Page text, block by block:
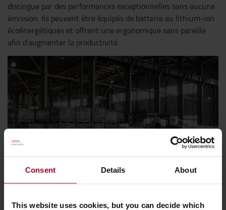
Consent Details About
This website uses cookies, but you can decide which
distingue par des performances exceptionnelles sans aucune
émission. Ils peuvent être équipés de batterie au lithium-ion
écoénergétiques et offrent une ergonomique sans pareille
afin d’augmenter la productivité.